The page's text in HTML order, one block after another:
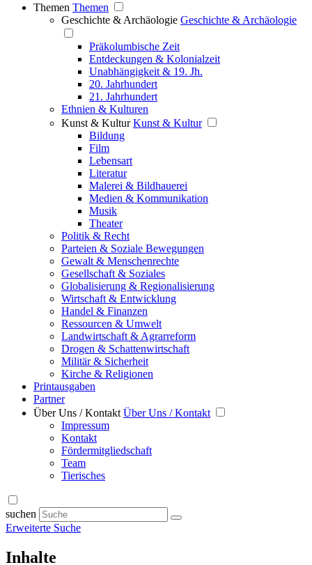
Themen Themen
Geschichte & Archäologie Geschichte & Archäologie
Präkolumbische Zeit
Entdeckungen & Kolonialzeit
Unabhängigkeit & 19. Jh.
20. Jahrhundert
21. Jahrhundert
Ethnien & Kulturen
Kunst & Kultur Kunst & Kultur
Bildung
Film
Lebensart
Literatur
Malerei & Bildhauerei
Medien & Kommunikation
Musik
Theater
Politik & Recht
Parteien & Soziale Bewegungen
Gewalt & Menschenrechte
Gesellschaft & Soziales
Globalisierung & Regionalisierung
Wirtschaft & Entwicklung
Handel & Finanzen
Ressourcen & Umwelt
Landwirtschaft & Agrarreform
Drogen & Schattenwirtschaft
Militär & Sicherheit
Kirche & Religionen
Printausgaben
Partner
Über Uns / Kontakt Über Uns / Kontakt
Impressum
Kontakt
Fördermitgliedschaft
Team
Tierisches
suchen
Erweiterte Suche
Inhalte